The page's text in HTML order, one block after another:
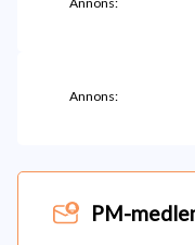
Annons:
PM-